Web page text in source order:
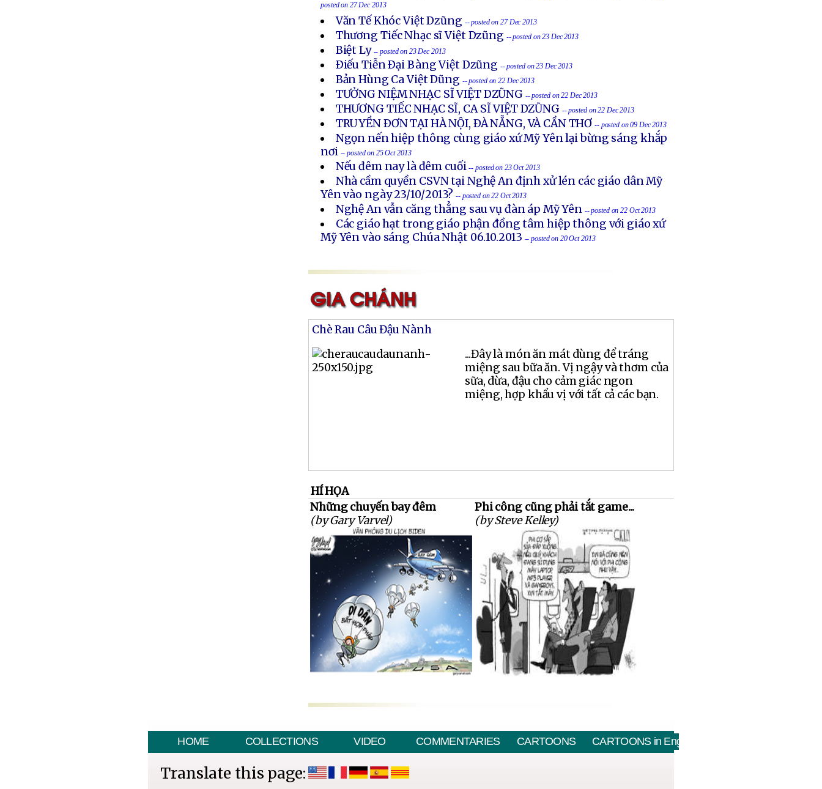
posted on 27 Dec 2013
Văn Tế Khóc Việt Dzũng -- posted on 27 Dec 2013
Thương Tiếc Nhạc sĩ Việt Dzũng -- posted on 23 Dec 2013
Biệt Ly -- posted on 23 Dec 2013
Ðiếu Tiễn Ðại Bàng Việt Dzũng -- posted on 23 Dec 2013
Bản Hùng Ca Việt Dũng -- posted on 22 Dec 2013
TƯỞNG NIỆM NHẠC SĨ VIỆT DZŨNG -- posted on 22 Dec 2013
THƯƠNG TIẾC NHẠC SĨ, CA SĨ VIỆT DZŨNG -- posted on 22 Dec 2013
TRUYỀN ÐƠN TẠI HÀ NỘI, ÐÀ NẴNG, VÀ CẦN THƠ -- posted on 09 Dec 2013
Ngọn nến hiệp thông cùng giáo xứ Mỹ Yên lại bừng sáng khắp
nơi -- posted on 25 Oct 2013
Nếu đêm nay là đêm cuối -- posted on 23 Oct 2013
Nhà cầm quyền CSVN tại Nghệ An định xử lén các giáo dân Mỹ
Yên vào ngày 23/10/2013?-- posted on 22 Oct 2013
Nghệ An vẫn căng thẳng sau vụ đàn áp Mỹ Yên -- posted on 22 Oct 2013
Các giáo hạt trong giáo phận đồng tâm hiệp thông với giáo xứ
Mỹ Yên vào sáng Chúa Nhật 06.10.2013 -- posted on 20 Oct 2013
Chè Rau Câu Đậu Nành
...Đây là món ăn mát dùng để tráng
miệng sau bữa ăn. Vị ngậy và thơm của
sữa, dừa, đậu cho cảm giác ngon
miệng, hợp khẩu vị với tất cả các bạn.
HÍ HỌA
Những chuyến bay đêm
(by Gary Varvel)
Phi công cũng phải tắt game...
(by Steve Kelley)
HOME COLLECTIONS VIDEO COMMENTARIES CARTOONS CARTOONS in English
Translate this page: